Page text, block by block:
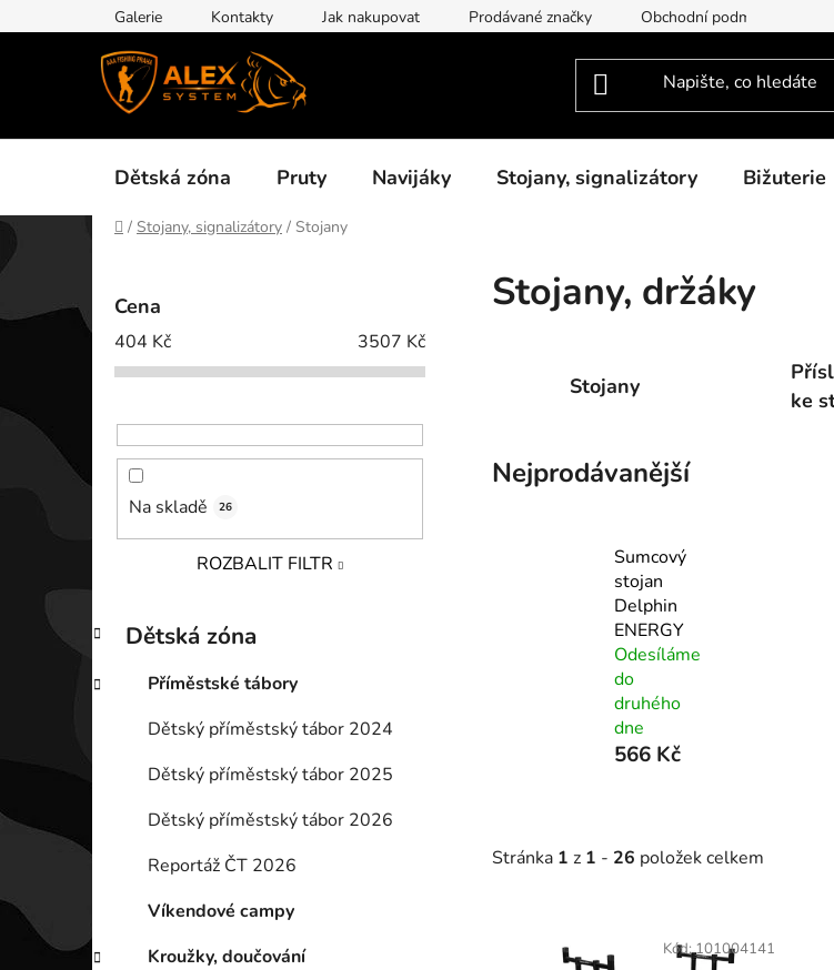
na
Galerie Kontakty Jak nakupovat Prodávané značky Obchodní podmínky
Dětská zóna Pruty Navijáky Stojany, signalizátory Bižuterie
Domů
/ Stojany, signalizátory / Stojany
í
l
Cena
404 Kč 3507 Kč
Na skladě 26
ROZBALIT FILTR
Přeskočit
kategorie
K
a
e
Dětská zóna
Příměstské tábory
Dětský příměstský tábor 2024
Dětský příměstský tábor 2025
Dětský příměstský tábor 2026
Reportáž ČT 2026
Víkendové campy
Kroužky, doučování
Stojany, držáky
Stojany
ke
Nejprodávanější
Sumcový
stojan
Delphin
ENERGY
Odesíláme
do
druhého
dne
566 Kč
Stránka 1 z 1 - 26 položek celkem
Kód:101004141